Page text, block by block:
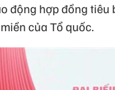
động hợp đồng
của Tổ quốc.